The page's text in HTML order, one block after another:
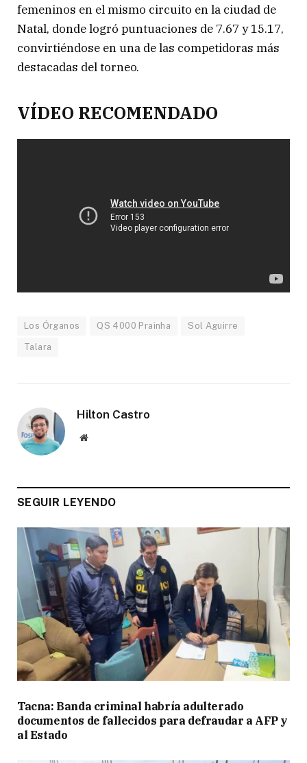
femeninos en el mismo circuito en la ciudad de
Natal, donde logró puntuaciones de 7.67 y 15.17,
convirtiéndose en una de las competidoras más
destacadas del torneo.
VÍDEO RECOMENDADO
Los Órganos QS 4000 Prainha Sol Aguirre
Talara
Hilton Castro
Website
SEGUIR LEYENDO
Tacna: Banda criminal habría adulterado
documentos de fallecidos para defraudar a AFP y
al Estado